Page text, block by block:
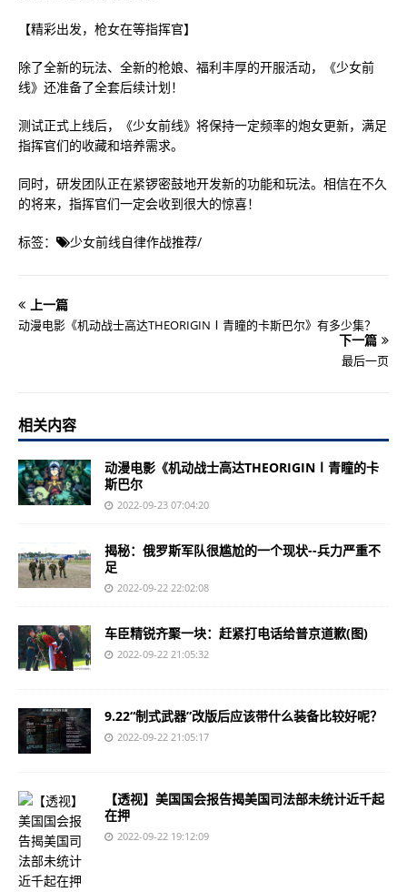
【精彩出发，枪女在等指挥官】
除了全新的玩法、全新的枪娘、福利丰厚的开服活动，《少女前
线》还准备了全套后续计划！
测试正式上线后，《少女前线》将保持一定频率的炮女更新，满足
指挥官们的收藏和培养需求。
同时，研发团队正在紧锣密鼓地开发新的功能和玩法。相信在不久
的将来，指挥官们一定会收到很大的惊喜！
标签： 少女前线自律作战推荐/
上一篇
动漫电影《机动战士高达THEORIGINⅠ青瞳的卡斯巴尔》有多少集？
下一篇
最后一页
相关内容
动漫电影《机动战士高达THEORIGINⅠ青瞳的卡
斯巴尔
2022-09-23 07:04:20
揭秘：俄罗斯军队很尴尬的一个现状--兵力严重不
足
2022-09-22 22:02:08
车臣精锐齐聚一块：赶紧打电话给普京道歉(图)
2022-09-22 21:05:32
9.22“制式武器”改版后应该带什么装备比较好呢？
2022-09-22 21:05:17
【透视】美国国会报告揭美国司法部未统计近千起
在押
2022-09-22 19:12:09